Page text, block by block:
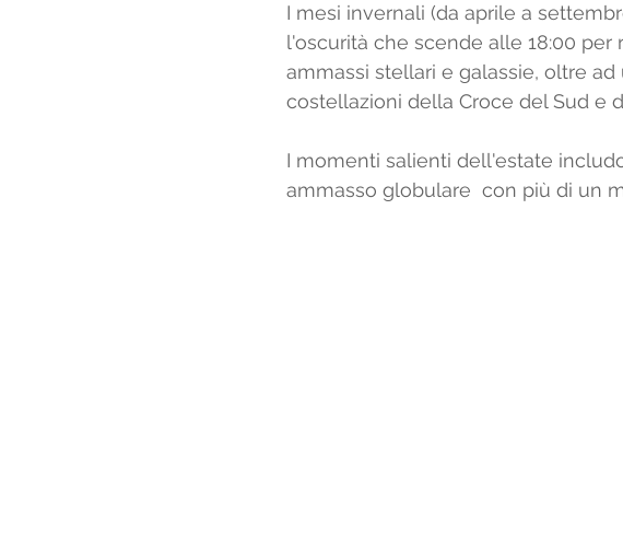
I mesi invernali (da aprile a
l'oscurità che scende alle 18:00
ammassi stellari e galassie, oltre
costellazioni della Croce del Sud e
I momenti salienti dell'estate
ammasso globulare  con più di un